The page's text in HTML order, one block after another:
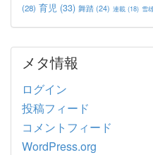
(28) 育児 (33) 舞踏 (24) 連載 (18) 雪
メタ情報
ログイン
投稿フィード
コメントフィード
WordPress.org